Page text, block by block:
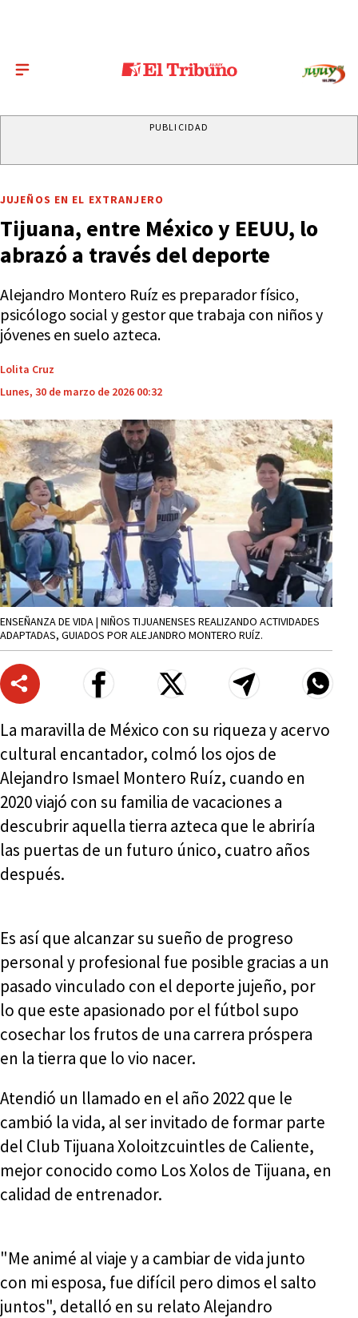
PUBLICIDAD
JUJEÑOS EN EL EXTRANJERO
Tijuana, entre México y EEUU, lo
abrazó a través del deporte
Alejandro Montero Ruíz es preparador físico,
psicólogo social y gestor que trabaja con niños y
jóvenes en suelo azteca.
Lolita Cruz
Lunes, 30 de marzo de 2026 00:32
ENSEÑANZA DE VIDA | NIÑOS TIJUANENSES REALIZANDO ACTIVIDADES
ADAPTADAS, GUIADOS POR ALEJANDRO MONTERO RUÍZ.
La maravilla de México con su riqueza y acervo
cultural encantador, colmó los ojos de
Alejandro Ismael Montero Ruíz, cuando en
2020 viajó con su familia de vacaciones a
descubrir aquella tierra azteca que le abriría
las puertas de un futuro único, cuatro años
después.
Es así que alcanzar su sueño de progreso
personal y profesional fue posible gracias a un
pasado vinculado con el deporte jujeño, por
lo que este apasionado por el fútbol supo
cosechar los frutos de una carrera próspera
en la tierra que lo vio nacer.
Atendió un llamado en el año 2022 que le
cambió la vida, al ser invitado de formar parte
del Club Tijuana Xoloitzcuintles de Caliente,
mejor conocido como Los Xolos de Tijuana, en
calidad de entrenador.
"Me animé al viaje y a cambiar de vida junto
con mi esposa, fue difícil pero dimos el salto
juntos", detalló en su relato Alejandro